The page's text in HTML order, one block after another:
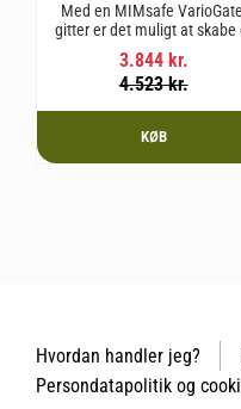
Med en MIMsafe
gitter er det muligt at skabe
aflukket område i hele
bagagerummet, som kan
bruges til transport af hunde
3.844kr.
4.523kr.
KØB
Hvordan handler jeg?
Persondatapolitik og